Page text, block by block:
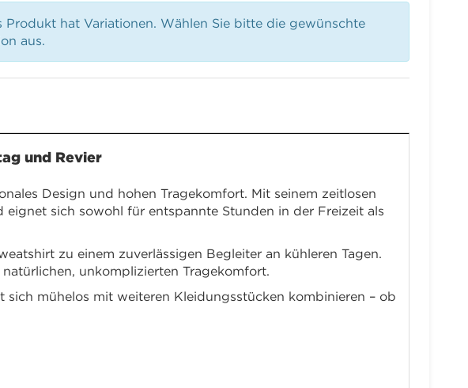
Produkt hat Variationen. Wählen Sie bitte die gewünschte
aus.
und Revier
Design und hohen Tragekomfort. Mit seinem zeitlosen
sich sowohl für entspannte Stunden in der Freizeit als
zu einem zuverlässigen Begleiter an kühleren Tagen.
unkomplizierten Tragekomfort.
mühelos mit weiteren Kleidungsstücken kombinieren – ob